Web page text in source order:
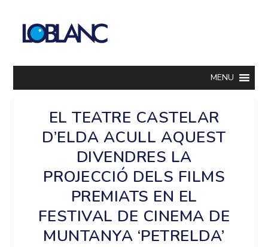
MENU
EL TEATRE CASTELAR
D’ELDA ACULL AQUEST
DIVENDRES LA
PROJECCIÓ DELS FILMS
PREMIATS EN EL
FESTIVAL DE CINEMA DE
MUNTANYA ‘PETRELDA’